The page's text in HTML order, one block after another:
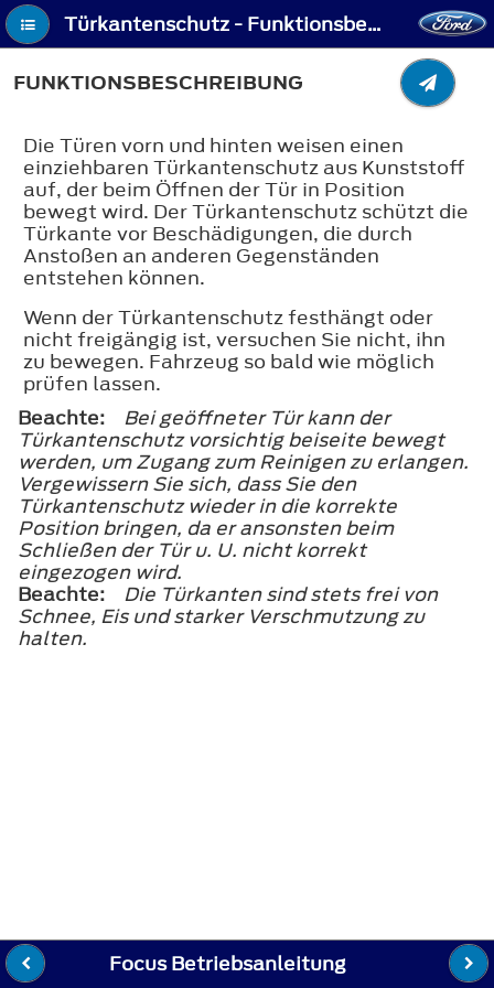
Türkantenschutz - Funktionsbeschreibung
FUNKTIONSBESCHREIBUNG
Die Türen vorn und hinten weisen einen
einziehbaren Türkantenschutz aus Kunststoff
auf, der beim Öffnen der Tür in Position
bewegt wird. Der Türkantenschutz schützt die
Türkante vor Beschädigungen, die durch
Anstoßen an anderen Gegenständen
entstehen können.
Wenn der Türkantenschutz festhängt oder
nicht freigängig ist, versuchen Sie nicht, ihn
zu bewegen. Fahrzeug so bald wie möglich
prüfen lassen.
Beachte:
Bei geöffneter Tür kann der
Türkantenschutz vorsichtig beiseite bewegt
werden, um Zugang zum Reinigen zu erlangen.
Vergewissern Sie sich, dass Sie den
Türkantenschutz wieder in die korrekte
Position bringen, da er ansonsten beim
Schließen der Tür u. U. nicht korrekt
eingezogen wird.
Beachte:
Die Türkanten sind stets frei von
Schnee, Eis und starker Verschmutzung zu
halten.
Focus Betriebsanleitung